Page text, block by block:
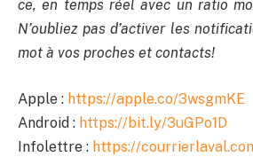
ce, en temps réel avec un ratio
N’oubliez pas d’activer les
mot à vos proches et contacts!
Apple : https://apple.co/3wsgmKE
Android : https://bit.ly/3uGPo1D
Infolettre : https://